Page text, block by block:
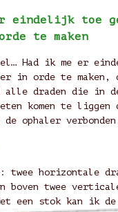
eindelijk toe
te maken
Had ik me er
in orde te maken,
alle draden die in
komen te liggen
de ophaler
twee horizontale
boven twee
een stok kan ik de